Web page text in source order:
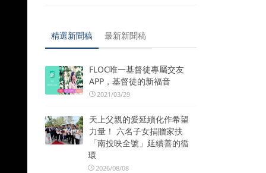
精選新聞稿 最新新聞稿
FLOC唯一基督徒專屬交友
APP，基督徒的新福音
2021/03/29
天上父親的愛延續化作希望
力量！ 六名子女捐贈家扶
「南投映全號」延續善的循
環
2026/08/08